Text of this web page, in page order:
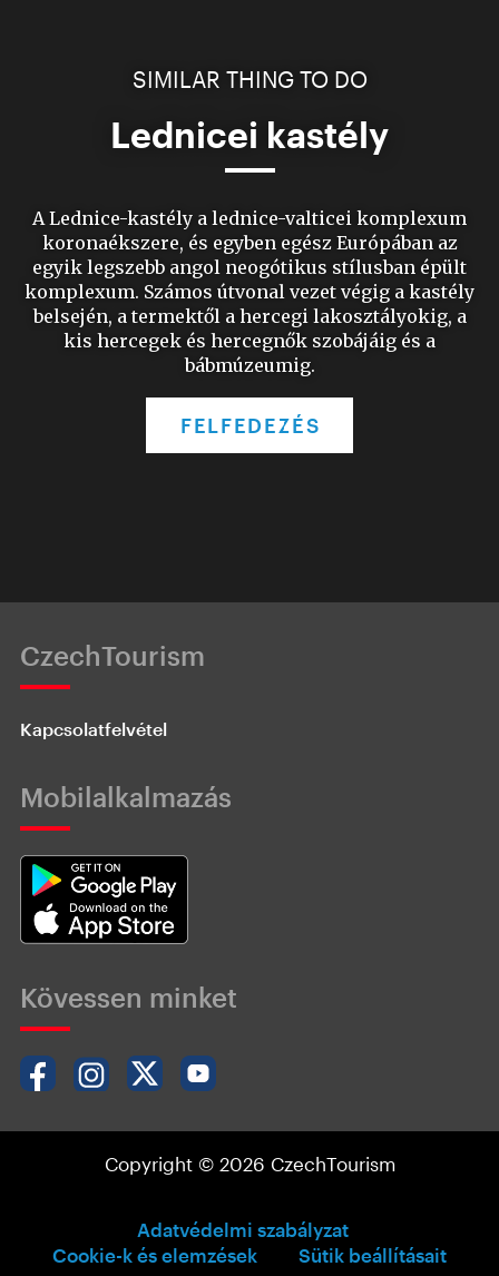
SIMILAR THING TO DO
Lednicei kastély
A Lednice-kastély a lednice-valticei komplexum
koronaékszere, és egyben egész Európában az
egyik legszebb angol neogótikus stílusban épült
komplexum. Számos útvonal vezet végig a kastély
belsején, a termektől a hercegi lakosztályokig, a
kis hercegek és hercegnők szobájáig és a
bábmúzeumig.
FELFEDEZÉS
CzechTourism
Kapcsolatfelvétel
Mobilalkalmazás
Kövessen minket
Copyright © 2026 CzechTourism
Adatvédelmi szabályzat
Cookie-k és elemzések
Sütik beállításait